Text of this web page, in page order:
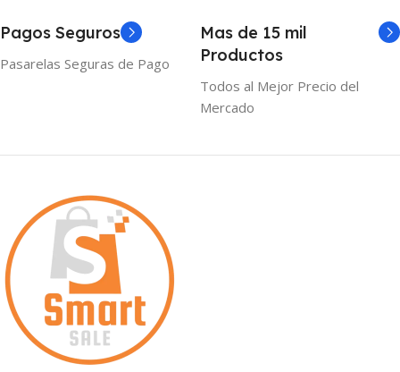
Pagos Seguros
Pasarelas Seguras de Pago
Mas de 15 mil
Productos
Todos al Mejor Precio del
Mercado